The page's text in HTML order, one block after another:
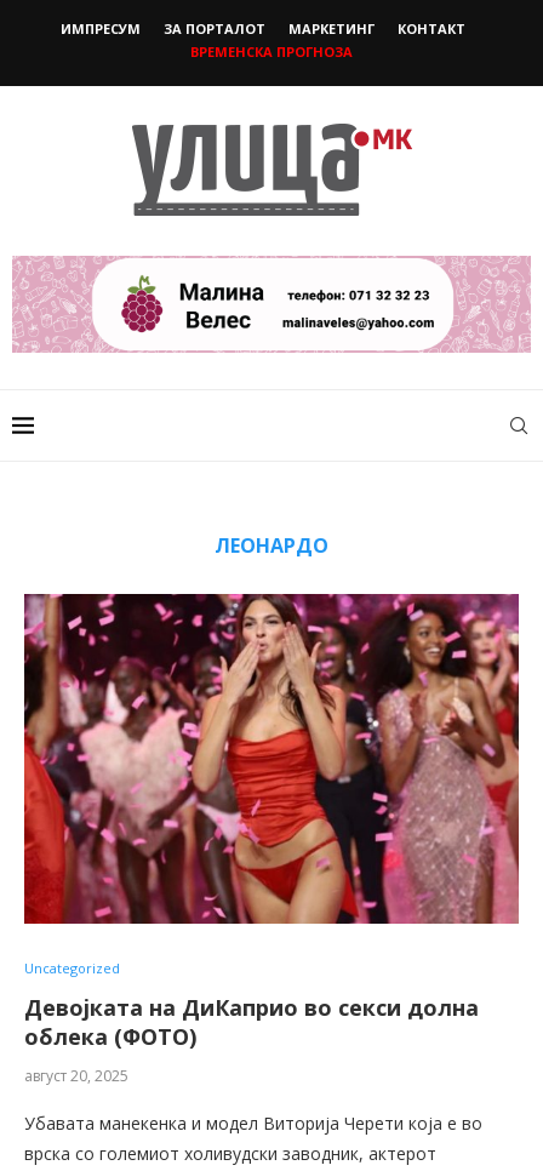
ИМПРЕСУМ ЗА ПОРТАЛОТ МАРКЕТИНГ
КОНТАКТ
ВРЕМЕНСКА ПРОГНОЗА
ЛЕОНАРДО
Uncategorized
Девојката на ДиКаприо во секси долна
облека (ФОТО)
август 20, 2025
Убавата манекенка и модел Виторија Черети која е во
врска со големиот холивудски заводник, актерот